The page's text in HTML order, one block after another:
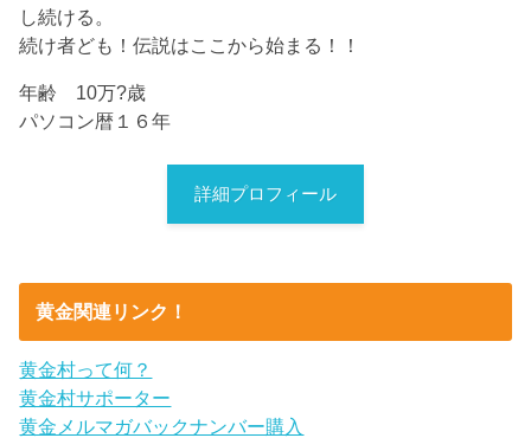
し続ける。
続け者ども！伝説はここから始まる！！
年齢 10万?歳
パソコン暦１６年
詳細プロフィール
黄金関連リンク！
黄金村って何？
黄金村サポーター
黄金メルマガバックナンバー購入